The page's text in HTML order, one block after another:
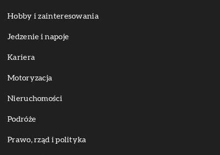
Hobby i zainteresowania
Jedzenie i napoje
Kariera
Motoryzacja
Nieruchomości
Podróże
Prawo, rząd i polityka